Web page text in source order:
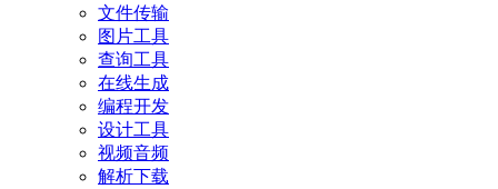
文件传输
图片工具
查询工具
在线生成
编程开发
设计工具
视频音频
解析下载